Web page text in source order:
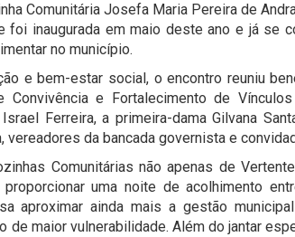
Comunitária Josefa Maria Pereira de
foi inaugurada em maio deste ano e já se
no município.
e bem-estar social, o encontro reuniu
e Fortalecimento de
Ferreira, a primeira-dama Gilvana
vereadores da bancada governista e
Comunitárias não apenas de
uma noite de acolhimento
aproximar ainda mais a gestão
de maior vulnerabilidade. Além do jantar